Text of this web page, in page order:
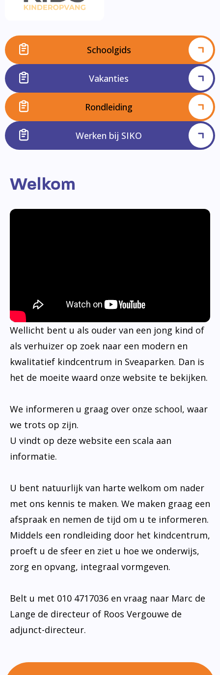
Schoolgids
Vakanties
Rondleiding
Werken bij SIKO
Welkom
Wellicht bent u als ouder van een jong kind of
als verhuizer op zoek naar een modern en
kwalitatief kindcentrum in Sveaparken. Dan is
het de moeite waard onze website te bekijken.
We informeren u graag over onze school, waar
we trots op zijn.
U vindt op deze website een scala aan
informatie.
U bent natuurlijk van harte welkom om nader
met ons kennis te maken. We maken graag een
afspraak en nemen de tijd om u te informeren.
Middels een rondleiding door het kindcentrum,
proeft u de sfeer en ziet u hoe we onderwijs,
zorg en opvang, integraal vormgeven.
Belt u met 010 4717036 en vraag naar Marc de
Lange de directeur of Roos Vergouwe de
adjunct-directeur.